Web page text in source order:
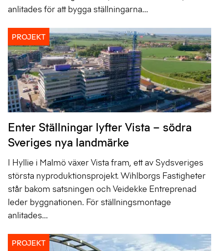
anlitades för att bygga ställningarna...
PROJEKT
Enter Ställningar lyfter Vista – södra
Sveriges nya landmärke
I Hyllie i Malmö växer Vista fram, ett av Sydsveriges
största nyproduktionsprojekt. Wihlborgs Fastigheter
står bakom satsningen och Veidekke Entreprenad
leder byggnationen. För ställningsmontage
anlitades...
PROJEKT